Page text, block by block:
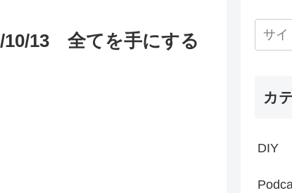
10/13 全てを手にする
カ
DIY